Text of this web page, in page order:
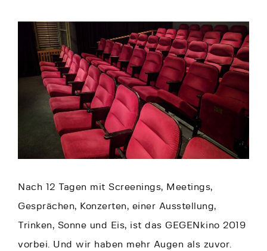
Nach 12 Tagen mit Screenings, Meetings,
Gesprächen, Konzerten, einer Ausstellung,
Trinken, Sonne und Eis, ist das GEGENkino 2019
vorbei. Und wir haben mehr Augen als zuvor.